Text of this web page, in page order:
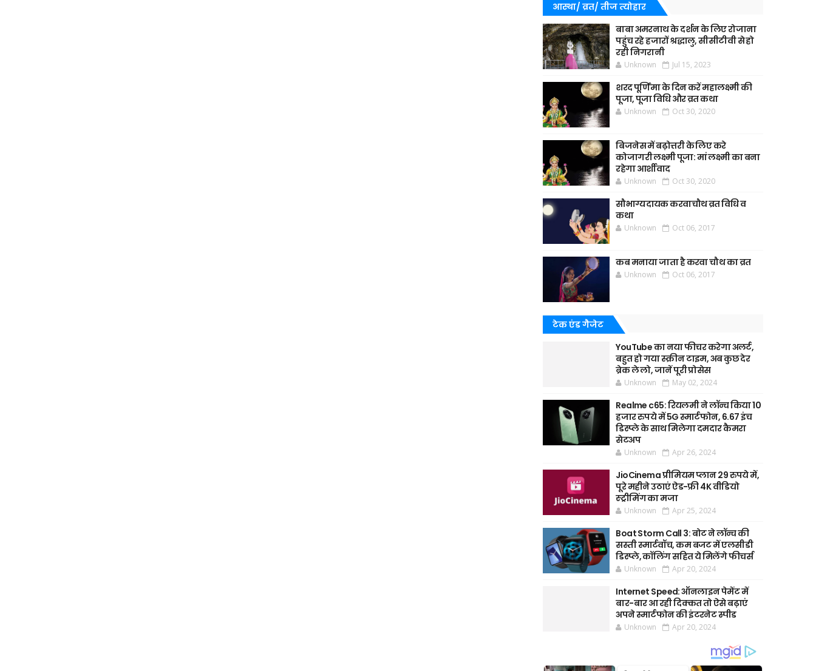
आस्था/ व्रत/ तीज त्‍योहार
बाबा अमरनाथ के दर्शन के लिए रोजाना
पहुंच रहे हजारों श्रद्धालु, सीसीटीवी से हो
रही निगरानी
Unknown Jul 15, 2023
शरद पूर्णिमा के दिन करें महालक्ष्मी की
पूजा, पूजा विधि और व्रत कथा
Unknown Oct 30, 2020
बिजनेस में बढ़ोत्तरी के लिए करे
कोजागरी लक्ष्मी पूजा: मां लक्ष्मी का बना
रहेगा आर्शीवाद
Unknown Oct 30, 2020
सौभाग्यदायक करवाचौथ व्रत विधि व
कथा
Unknown Oct 06, 2017
कब मनाया जाता है करवा चौथ का व्रत
Unknown Oct 06, 2017
टेक एंड गैजेट
YouTube का नया फीचर करेगा अलर्ट,
बहुत हो गया स्क्रीन टाइम, अब कुछ देर
ब्रेक ले लो, जानें पूरी प्रोसेस
Unknown May 02, 2024
Realme c65: रियलमी ने लॉन्च किया 10
हजार रुपये में 5G स्मार्टफोन, 6.67 इंच
डिस्प्ले के साथ मिलेगा दमदार कैमरा
सेटअप
Unknown Apr 26, 2024
JioCinema प्रीमियम प्लान 29 रुपये में,
पूरे महीने उठाएं ऐड-फ्री 4K वीडियो
स्ट्रीमिंग का मजा
Unknown Apr 25, 2024
Boat Storm Call 3: बोट ने लॉन्च की
सस्ती स्मार्टवॉच, कम बजट में एलसीडी
डिस्प्ले, कॉलिंग सहित ये मिलेंगे फीचर्स
Unknown Apr 20, 2024
Internet Speed: ऑनलाइन पेमेंट में
बार-बार आ रही दिक्कत तो ऐसे बढ़ाएं
अपने स्मार्टफोन की इंटरनेट स्पीड
Unknown Apr 20, 2024